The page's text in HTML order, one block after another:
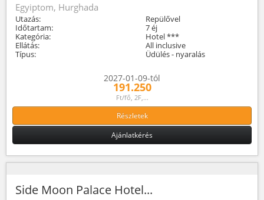
Egyiptom, Hurghada
Utazás:
Repülővel
Időtartam:
7 éj
Kategória:
Hotel ***
Ellátás:
All inclusive
Típus:
Üdülés - nyaralás
2027-01-09-tól
191.250
Ft/fő, 2F,...
Részletek
Ajánlatkérés
Side Moon Palace Hotel...